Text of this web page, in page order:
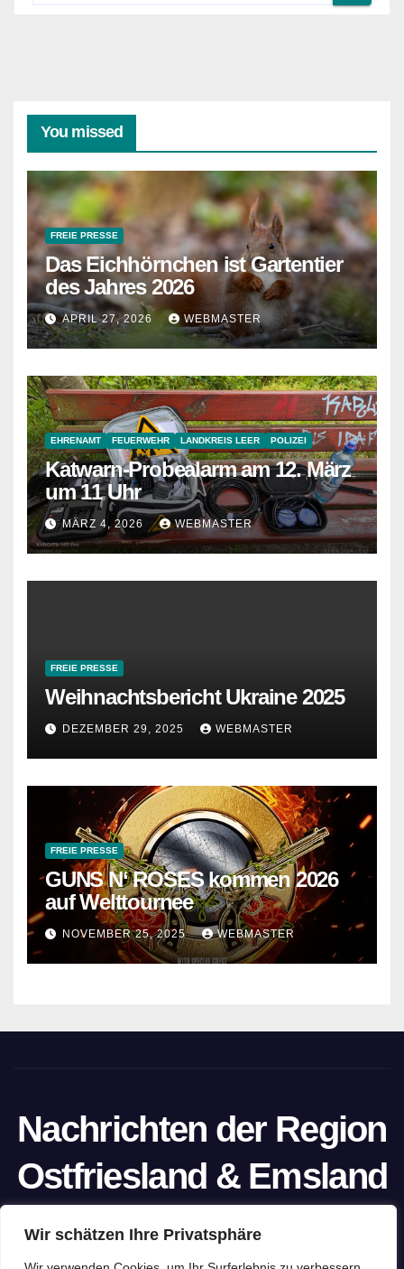
Wir schätzen Ihre Privatsphäre
You missed
FREIE PRESSE
Das Eichhörnchen ist Gartentier
des Jahres 2026
APRIL 27, 2026 WEBMASTER
EHRENAMT FEUERWEHR LANDKREIS LEER POLIZEI
Katwarn-Probealarm am 12. März
um 11 Uhr
MÄRZ 4, 2026 WEBMASTER
FREIE PRESSE
Weihnachtsbericht Ukraine 2025
DEZEMBER 29, 2025 WEBMASTER
FREIE PRESSE
GUNS N‘ ROSES kommen 2026
auf Welttournee
NOVEMBER 25, 2025 WEBMASTER
Nachrichten der Region
Ostfriesland & Emsland